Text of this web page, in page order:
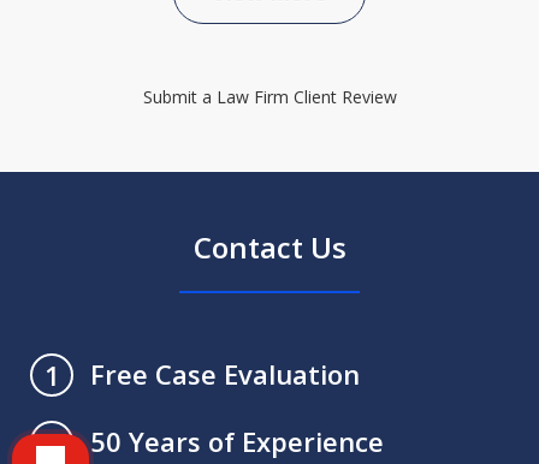
Submit a Law Firm Client Review
Contact Us
1
Free Case Evaluation
2
50 Years of Experience